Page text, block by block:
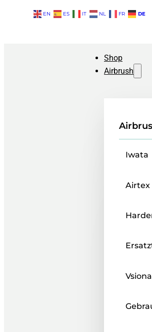
EN ES IT NL FR DE
Shop
Airbrush
Iwata
Airtex